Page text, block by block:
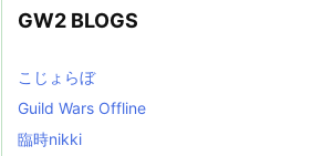
GW2 BLOGS
こじょらぼ
Guild Wars Offline
臨時nikki